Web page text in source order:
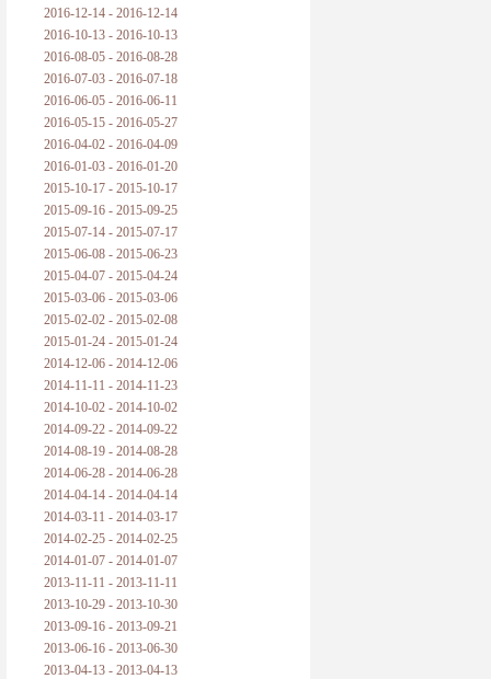
2016-12-14 - 2016-12-14
2016-10-13 - 2016-10-13
2016-08-05 - 2016-08-28
2016-07-03 - 2016-07-18
2016-06-05 - 2016-06-11
2016-05-15 - 2016-05-27
2016-04-02 - 2016-04-09
2016-01-03 - 2016-01-20
2015-10-17 - 2015-10-17
2015-09-16 - 2015-09-25
2015-07-14 - 2015-07-17
2015-06-08 - 2015-06-23
2015-04-07 - 2015-04-24
2015-03-06 - 2015-03-06
2015-02-02 - 2015-02-08
2015-01-24 - 2015-01-24
2014-12-06 - 2014-12-06
2014-11-11 - 2014-11-23
2014-10-02 - 2014-10-02
2014-09-22 - 2014-09-22
2014-08-19 - 2014-08-28
2014-06-28 - 2014-06-28
2014-04-14 - 2014-04-14
2014-03-11 - 2014-03-17
2014-02-25 - 2014-02-25
2014-01-07 - 2014-01-07
2013-11-11 - 2013-11-11
2013-10-29 - 2013-10-30
2013-09-16 - 2013-09-21
2013-06-16 - 2013-06-30
2013-04-13 - 2013-04-13